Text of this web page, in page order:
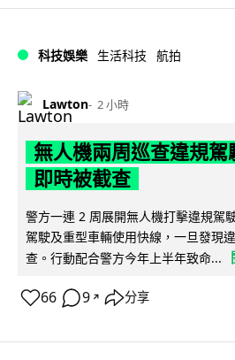
科技娛樂 生活科技 航拍
Lawton 2 小時
無人機兩周巡查違規駕
即時被截查
警方一連 2 周展開無人機打擊違規駕
駕駛及重型車輛使用快線，一旦發現
查。行動配合警方今年上半年致命...
66 9 ↗ 分享